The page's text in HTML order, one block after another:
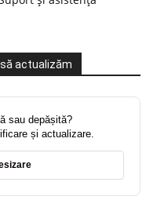
actualizăm
sau depășită?
și actualizare.